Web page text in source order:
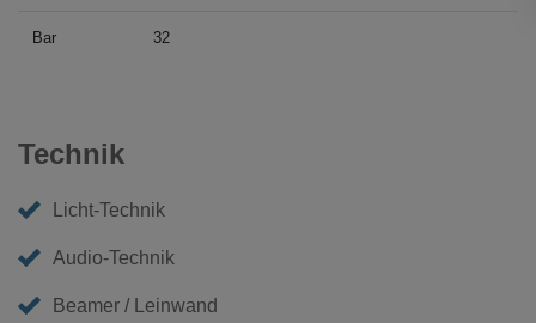
Bar 32
Technik
Licht-Technik
Audio-Technik
Beamer / Leinwand